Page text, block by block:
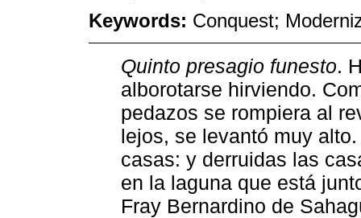
Keywords: Conquest;
Quinto presagio funesto.
alborotarse hirviendo.
pedazos se rompiera al
lejos, se levantó muy
casas: y derruidas las
en la laguna que está
Fray Bernardino de